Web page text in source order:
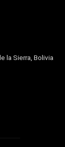
la Sierra, Bolivia